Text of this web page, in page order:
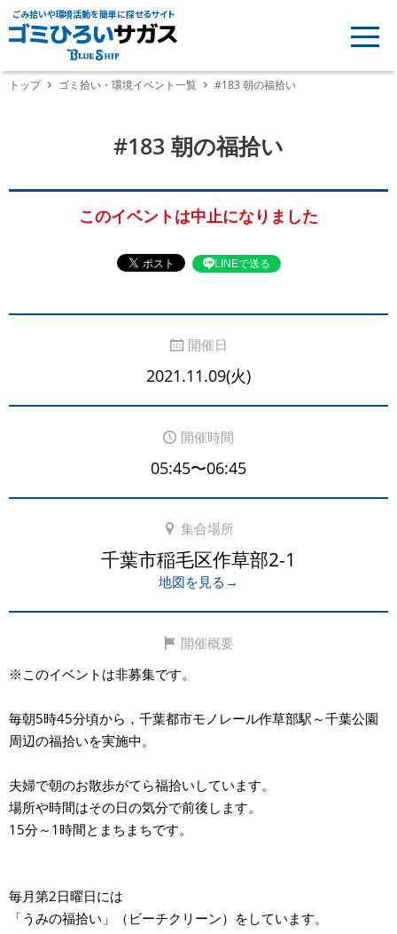
ごみ拾いや環境活動を簡単に探せるサイト
トップ ゴミ拾い・環境イベント一覧 #183 朝の福拾い
#183 朝の福拾い
このイベントは中止になりました
LINEで送る
開催日
2021.11.09(火)
開催時間
05:45〜06:45
集合場所
千葉市稲毛区作草部2-1
地図を見る→
開催概要
※このイベントは非募集です。
毎朝5時45分頃から，千葉都市モノレール作草部駅～千葉公園
周辺の福拾いを実施中。
夫婦で朝のお散歩がてら福拾いしています。
場所や時間はその日の気分で前後します。
15分～1時間とまちまちです。
毎月第2日曜日には
「うみの福拾い」（ビーチクリーン）をしています。